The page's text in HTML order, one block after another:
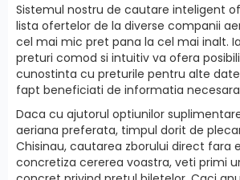
Sistemul nostru de cautare inteligent
lista ofertelor de la diverse companii
cel mai mic pret pana la cel mai inalt.
preturi comod si intuitiv va ofera
cunostinta cu preturile pentru alte
fapt beneficiati de informatia
Daca cu ajutorul optiunilor
aeriana preferata, timpul dorit de
Chisinau, cautarea zborului direct fara
concretiza cererea voastra, veti primi